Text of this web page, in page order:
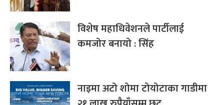
विशेष महाधिवेशनले पार्टीलाई
कमजोर बनायो : सिंह
नाइमा अटो शोमा टोयोटाका गाडीमा